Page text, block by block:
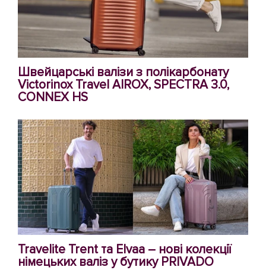
Швейцарські валізи з полікарбонату
Victorinox Travel AIROX, SPECTRA 3.0,
CONNEX HS
Travelite Trent та Elvaa – нові колекції
німецьких валіз у бутику PRIVADO